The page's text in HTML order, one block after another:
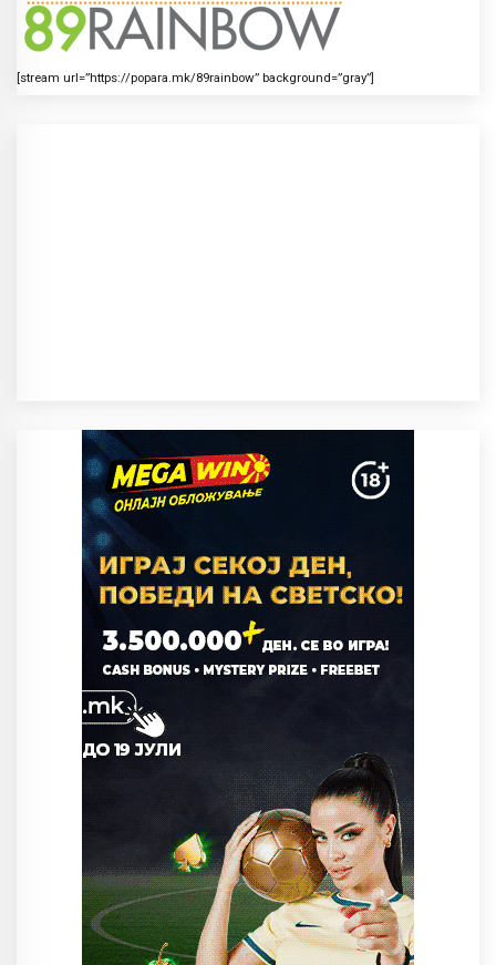
[stream url=”https://popara.mk/89rainbow” background=”gray”]